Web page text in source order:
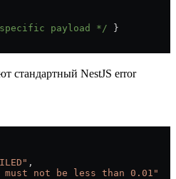
payload */ }
стандартный NestJS error
,
must not be less than 0.01"